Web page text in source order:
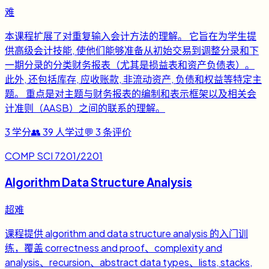
难
本课程扩展了对重复输入会计方法的理解。 它旨在为学生提
供高级会计技能, 使他们能够准备从初始交易到调整分录和下
一期分录的分类财务报表（尤其是损益表和资产负债表）。
此外, 还包括库存, 应收账款, 非流动资产, 负债和权益等特定主
题。 重点是对主题与财务报表的编制和表示框架以及相关会
计准则（AASB）之间的联系的理解。
3 学分👥39 人学过💬 3条评价
COMP SCI 7201/2201
Algorithm Data Structure Analysis
超难
课程提供 algorithm and data structure analysis 的入门训
练，覆盖 correctness and proof、complexity and
analysis、recursion、abstract data types、lists, stacks,